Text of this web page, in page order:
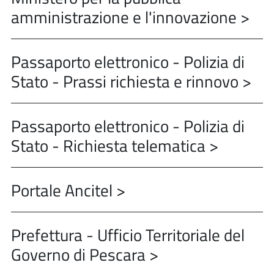
amministrazione e l'innovazione >
Passaporto elettronico - Polizia di
Stato - Prassi richiesta e rinnovo >
Passaporto elettronico - Polizia di
Stato - Richiesta telematica >
Portale Ancitel >
Prefettura - Ufficio Territoriale del
Governo di Pescara >